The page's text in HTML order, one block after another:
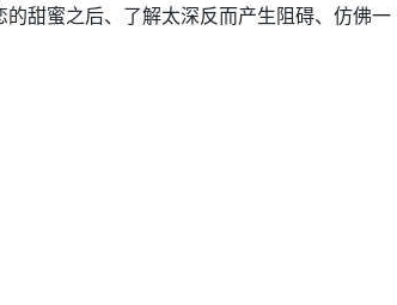
甜蜜之后、了解太深反而产生阻碍、仿佛一